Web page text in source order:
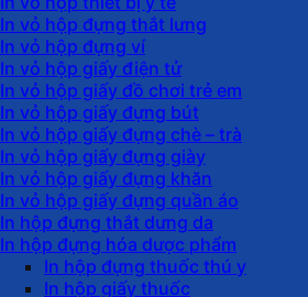
In vỏ hộp đựng thắt lưng
In vỏ hộp đựng ví
In vỏ hộp giấy điện tử
In vỏ hộp giấy đồ chơi trẻ em
In vỏ hộp giấy đựng bút
In vỏ hộp giấy đựng chè – trà
In vỏ hộp giấy đựng giày
In vỏ hộp giấy đựng khăn
In vỏ hộp giấy đựng quần áo
In hộp đựng thắt dưng da
In hộp đựng hóa dược phẩm
In hộp đựng thuốc thú y
In hộp giấy thuốc